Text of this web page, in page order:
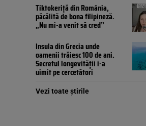
Tiktokeriță din România,
păcălită de bona filipineză.
„Nu mi-a venit să cred”
Insula din Grecia unde
oamenii trăiesc 100 de ani.
Secretul longevității i-a
uimit pe cercetători
Vezi toate știrile